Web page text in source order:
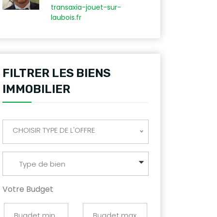
transaxia-jouet-sur-
laubois.fr
FILTRER LES BIENS
IMMOBILIER
CHOISIR TYPE DE L'OFFRE
Type de bien
Votre Budget